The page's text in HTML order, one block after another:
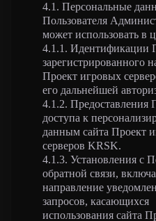
4.1. Персональные
Пользователя
может использовать в
4.1.1. Идентификации
зарегистрированного
Проект игровых
его дальнейшей
4.1.2. Предоставления
доступа к
данным сайта Проект
серверов KRSK.
4.1.3. Установления с
обратной связи,
направление
запросов, касающихся
использования сайта